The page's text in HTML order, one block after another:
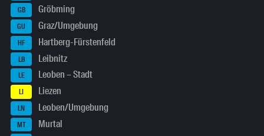
GB Gröbming
GU Graz/Umgebung
HF Hartberg-Fürstenfeld
LB Leibnitz
LE Leoben – Stadt
LI Liezen
LN Leoben/Umgebung
MT
Murtal